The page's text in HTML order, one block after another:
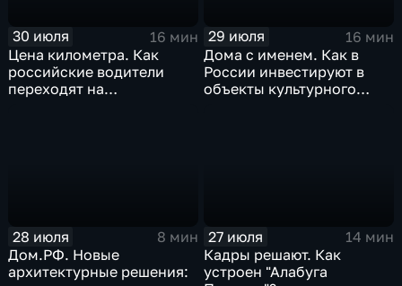
30 июля
16 мин
Цена километра. Как
российские водители
переходят на
29 июля
16 мин
Дома с именем. Как в
России инвестируют в
объекты культурного
28 июля
8 мин
Дом.РФ. Новые
архитектурные решения:
27 июля
14 мин
Кадры решают. Как
устроен "Алабуга